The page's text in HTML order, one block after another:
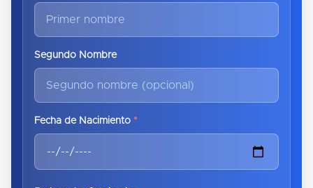
Segundo Nombre
Fecha de Nacimiento *